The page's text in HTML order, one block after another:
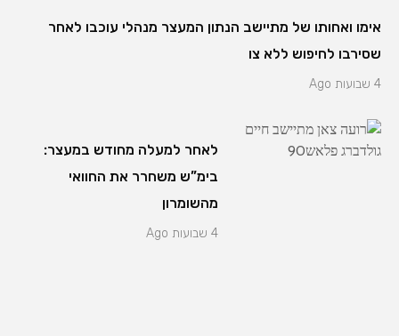
אימו ואחותו של מתיישב הנתון המעצר מנהלי עוכבו לאחר
שסירבו לחיפוש ללא צו
4 שבועות Ago
לאחר למעלה מחודש במעצר:
בימ”ש משחרר את החוואי
מהשומרון
4 שבועות Ago